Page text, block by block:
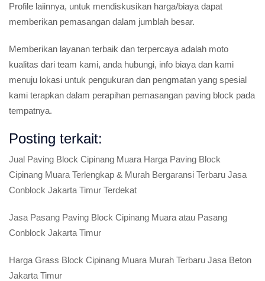
Profile laiinnya, untuk mendiskusikan harga/biaya dapat
memberikan pemasangan dalam jumblah besar.
Memberikan layanan terbaik dan terpercaya adalah moto
kualitas dari team kami, anda hubungi, info biaya dan kami
menuju lokasi untuk pengukuran dan pengmatan yang spesial
kami terapkan dalam perapihan pemasangan paving block pada
tempatnya.
Posting terkait:
Jual Paving Block Cipinang Muara Harga Paving Block
Cipinang Muara Terlengkap & Murah Bergaransi Terbaru Jasa
Conblock Jakarta Timur Terdekat
Jasa Pasang Paving Block Cipinang Muara atau Pasang
Conblock Jakarta Timur
Harga Grass Block Cipinang Muara Murah Terbaru Jasa Beton
Jakarta Timur